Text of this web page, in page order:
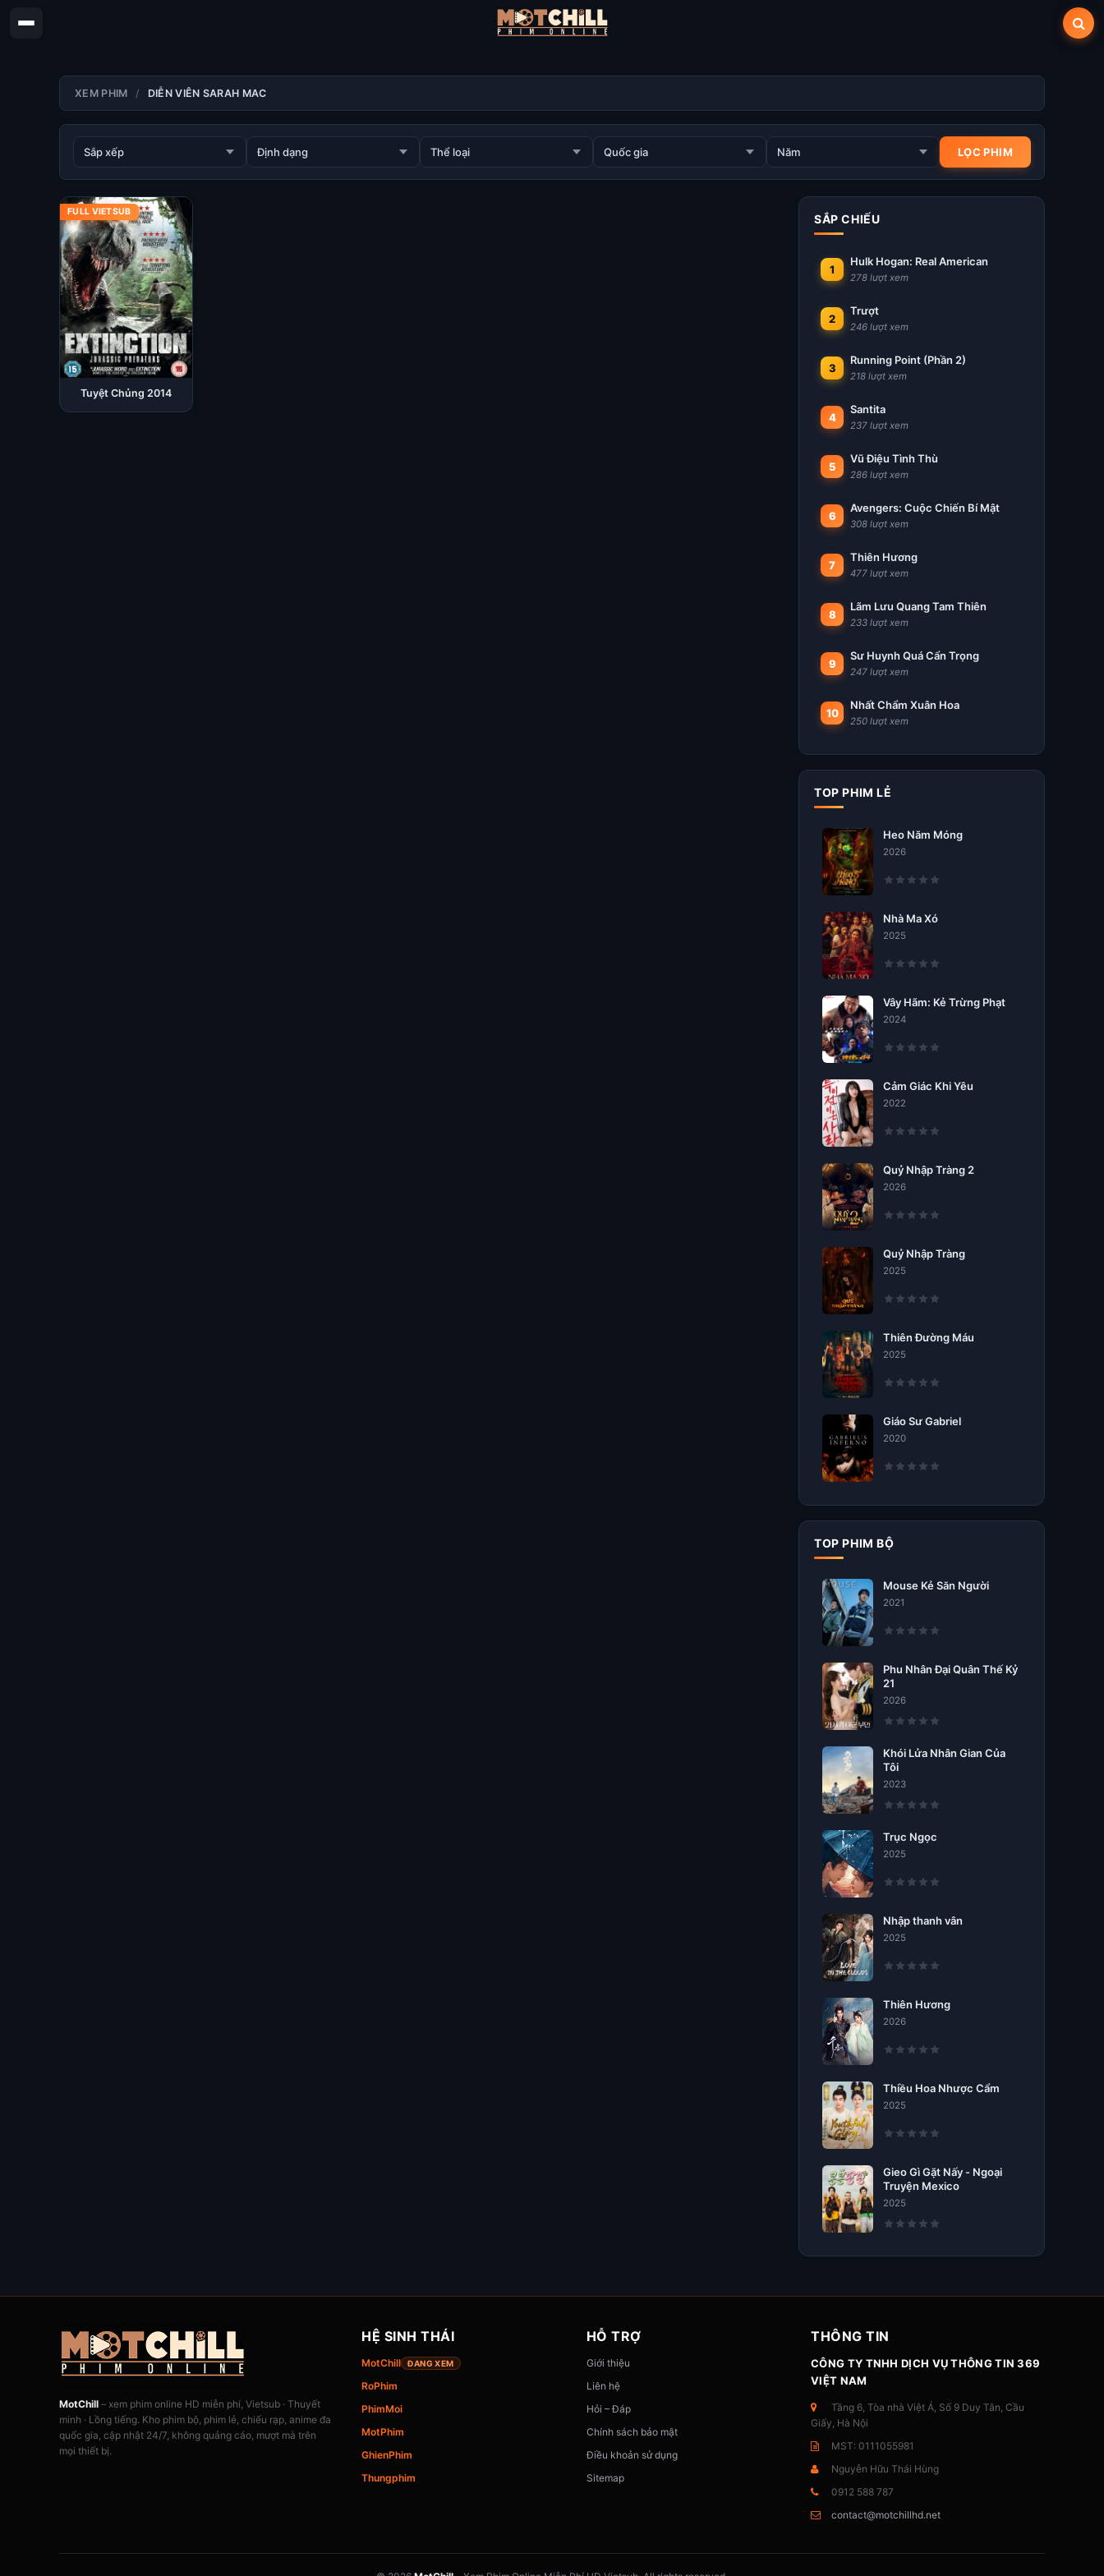
XEM PHIM DIỄN VIÊN SARAH MAC
FULL VIETSUB
Tuyệt Chủng 2014
SẮP CHIẾU
1
Hulk Hogan: Real American
278 lượt xem
2
Trượt
246 lượt xem
3
Running Point (Phần 2)
218 lượt xem
4
Santita
237 lượt xem
5
Vũ Điệu Tình Thù
286 lượt xem
6
Avengers: Cuộc Chiến Bí Mật
308 lượt xem
7
Thiên Hương
477 lượt xem
8
Lãm Lưu Quang Tam Thiên
233 lượt xem
9
Sư Huynh Quá Cẩn Trọng
247 lượt xem
10
Nhất Chẩm Xuân Hoa
250 lượt xem
TOP PHIM LẺ
Heo Năm Móng
2026
Nhà Ma Xó
2025
Vây Hãm: Kẻ Trừng Phạt
2024
Cảm Giác Khi Yêu
2022
Quỷ Nhập Tràng 2
2026
Quỷ Nhập Tràng
2025
Thiên Đường Máu
2025
Giáo Sư Gabriel
2020
TOP PHIM BỘ
Mouse Kẻ Săn Người
2021
Phu Nhân Đại Quân Thế Kỷ
21
2026
Khói Lửa Nhân Gian Của
Tôi
2023
Trục Ngọc
2025
Nhập thanh vân
2025
Thiên Hương
2026
Thiều Hoa Nhược Cẩm
2025
Gieo Gì Gặt Nấy - Ngoại
Truyện Mexico
2025
MotChill – xem phim online HD miễn phí, Vietsub · Thuyết
minh · Lồng tiếng. Kho phim bộ, phim lẻ, chiếu rạp, anime đa
quốc gia, cập nhật 24/7, không quảng cáo, mượt mà trên
mọi thiết bị.
HỆ SINH THÁI
MotChill ĐANG XEM
RoPhim
PhimMoi
MotPhim
GhienPhim
Thungphim
HỖ TRỢ
Giới thiệu
Liên hệ
Hỏi – Đáp
Chính sách bảo mật
Điều khoản sử dụng
Sitemap
THÔNG TIN
CÔNG TY TNHH DỊCH VỤ THÔNG TIN 369
VIỆT NAM
Tầng 6, Tòa nhà Việt Á, Số 9 Duy Tân, Cầu
Giấy, Hà Nội
MST: 0111055981
Nguyễn Hữu Thái Hùng
0912 588 787
contact@motchillhd.net